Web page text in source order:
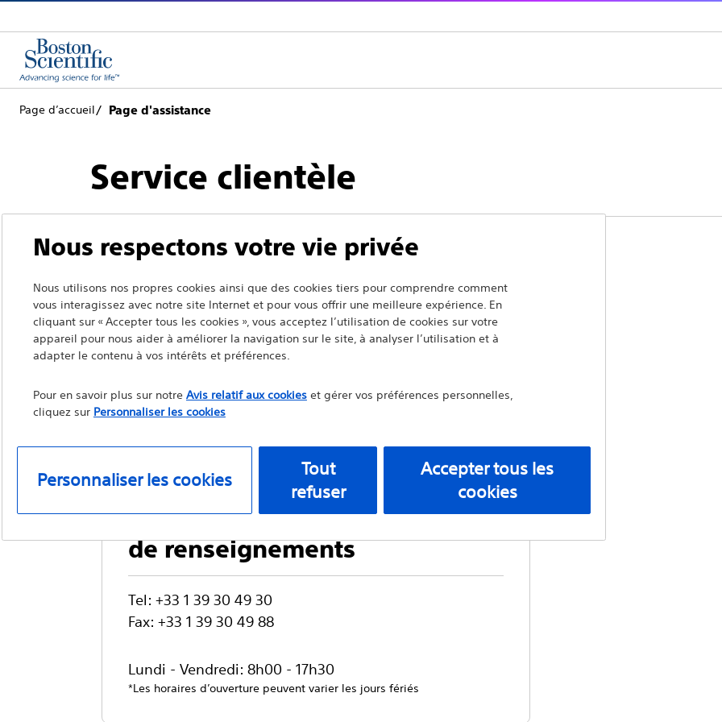
Page d’accueil Page d'assistance
Service clientèle
Retour à la page du produit Supprimer le produit
Expect™ Slimline (SL) Aiguille d’aspiration
sous échoendoscopie
Service clientèle et demandes
de renseignements
Tel: +33 1 39 30 49 30
Fax: +33 1 39 30 49 88
Lundi - Vendredi: 8h00 - 17h30
*Les horaires d’ouverture peuvent varier les jours fériés
Nous respectons votre vie privée
Nous utilisons nos propres cookies ainsi que des cookies tiers pour comprendre comment
vous interagissez avec notre site Internet et pour vous offrir une meilleure expérience. En
cliquant sur « Accepter tous les cookies », vous acceptez l’utilisation de cookies sur votre
appareil pour nous aider à améliorer la navigation sur le site, à analyser l’utilisation et à
adapter le contenu à vos intérêts et préférences.
Pour en savoir plus sur notre Avis relatif aux cookieset gérer vos préférences personnelles,
cliquez sur Personnaliser les cookies
Personnaliser les cookies
Tout
refuser
Accepter tous les
cookies